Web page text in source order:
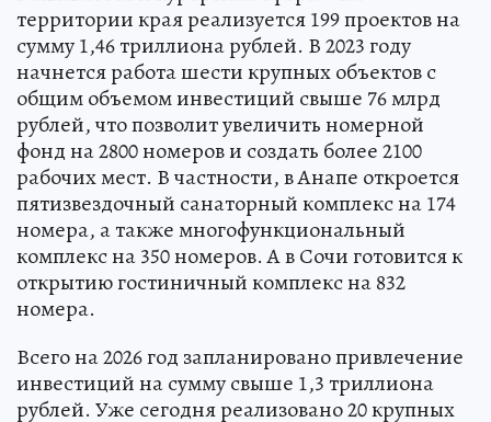
Развивается и курортная сфера – на
территории края реализуется 199 проектов на
сумму 1,46 триллиона рублей. В 2023 году
начнется работа шести крупных объектов с
общим объемом инвестиций свыше 76 млрд
рублей, что позволит увеличить номерной
фонд на 2800 номеров и создать более 2100
рабочих мест. В частности, в Анапе откроется
пятизвездочный санаторный комплекс на 174
номера, а также многофункциональный
комплекс на 350 номеров. А в Сочи готовится к
открытию гостиничный комплекс на 832
номера.
Всего на 2026 год запланировано привлечение